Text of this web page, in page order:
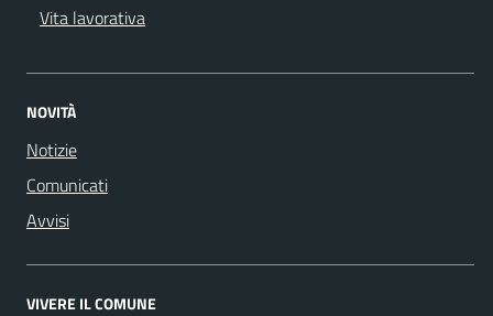
Vita lavorativa
NOVITÀ
Notizie
Comunicati
Avvisi
VIVERE IL COMUNE